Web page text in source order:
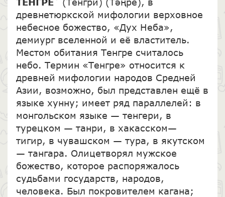
древнетюркской мифологии верховное
небесное божество, «Дух Неба»,
демиург вселенной и её властитель.
Местом обитания Тенгре считалось
небо. Термин «Тенгре» относится к
древней мифологии народов Средней
Азии, возможно, был представлен ещё в
языке хунну; имеет ряд параллелей: в
монгольском языке — тенгери, в
турецком — танри, в хакасском—
тигир, в чувашском — тура, в якутском
— тангара. Олицетворял мужское
божество, которое распоряжалось
судьбами государств, народов,
человека. Был покровителем кагана;